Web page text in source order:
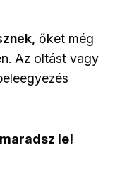
őket még
Az oltást vagy
le!